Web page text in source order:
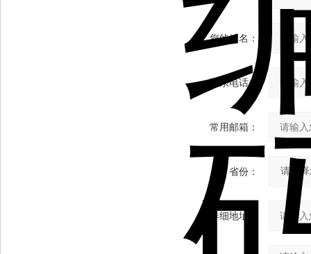
您的姓名：
联系电话：
常用邮箱：
省份：
详细地址：